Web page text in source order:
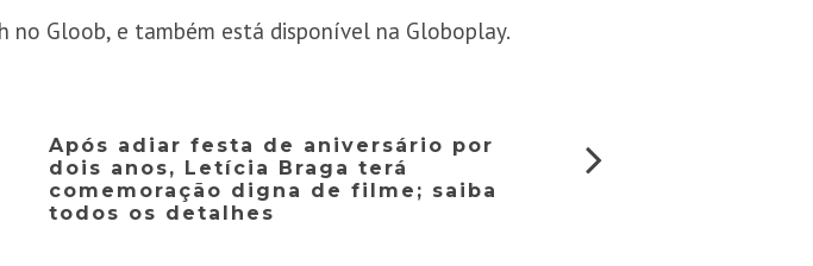
no Gloob, e também está disponível na Globoplay.
Após adiar festa de aniversário por
dois anos, Letícia Braga terá
comemoração digna de filme; saiba
todos os detalhes